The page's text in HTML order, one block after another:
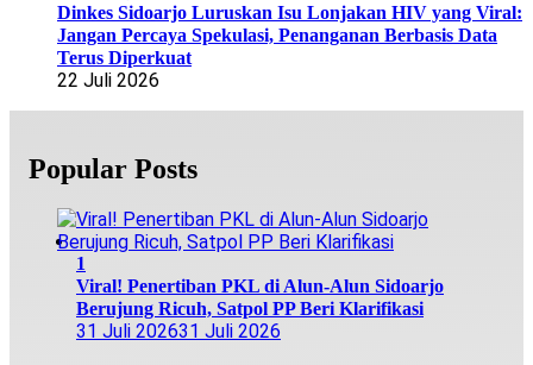
Dinkes Sidoarjo Luruskan Isu Lonjakan HIV yang Viral:
Jangan Percaya Spekulasi, Penanganan Berbasis Data
Terus Diperkuat
22 Juli 2026
Popular Posts
1
Viral! Penertiban PKL di Alun-Alun Sidoarjo
Berujung Ricuh, Satpol PP Beri Klarifikasi
31 Juli 202631 Juli 2026